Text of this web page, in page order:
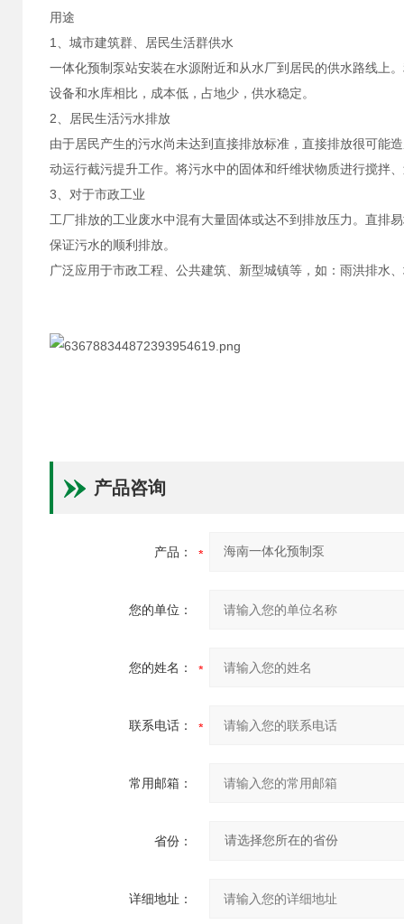
用途
1、城市建筑群、居民生活群供水
一体化预制泵站安装在水源附近和从水厂到居民的供水路线上
设备和水库相比，成本低，占地少，供水稳定。
2、居民生活污水排放
由于居民产生的污水尚未达到直接排放标准，直接排放很可能
动运行截污提升工作。将污水中的固体和纤维状物质进行搅拌
3、对于市政工业
工厂排放的工业废水中混有大量固体或达不到排放压力。直排
保证污水的顺利排放。
广泛应用于市政工程、公共建筑、新型城镇等，如：雨洪排水
产品咨询
产品：
您的单位：
您的姓名：
联系电话：
常用邮箱：
省份：
详细地址：